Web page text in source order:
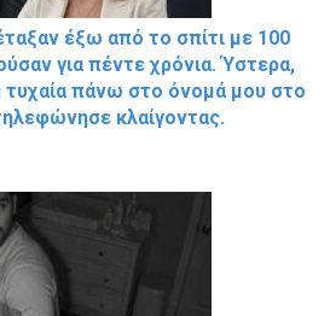
έξω από το σπίτι με 100
για πέντε χρόνια. Ύστερα,
πάνω στο όνομά μου στο
κλαίγοντας.